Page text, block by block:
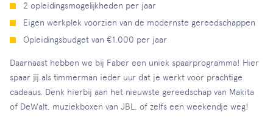
2 opleidingsmogelijkheden per jaar
Eigen werkplek voorzien van de modernste gereedschappen
Opleidingsbudget van €1.000 per jaar
Daarnaast hebben we bij Faber een uniek spaarprogramma! Hier
spaar jij als timmerman ieder uur dat je werkt voor prachtige
cadeaus. Denk hierbij aan het nieuwste gereedschap van Makita
of DeWalt, muziekboxen van JBL, of zelfs een weekendje weg!